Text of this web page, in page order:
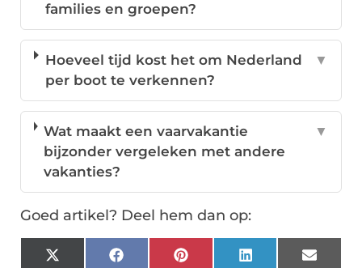
families en groepen?
Hoeveel tijd kost het om Nederland
per boot te verkennen?
▼
Wat maakt een vaarvakantie
bijzonder vergeleken met andere
vakanties?
▼
Goed artikel? Deel hem dan op:
X
FacebookPinterestLinkedInEmail